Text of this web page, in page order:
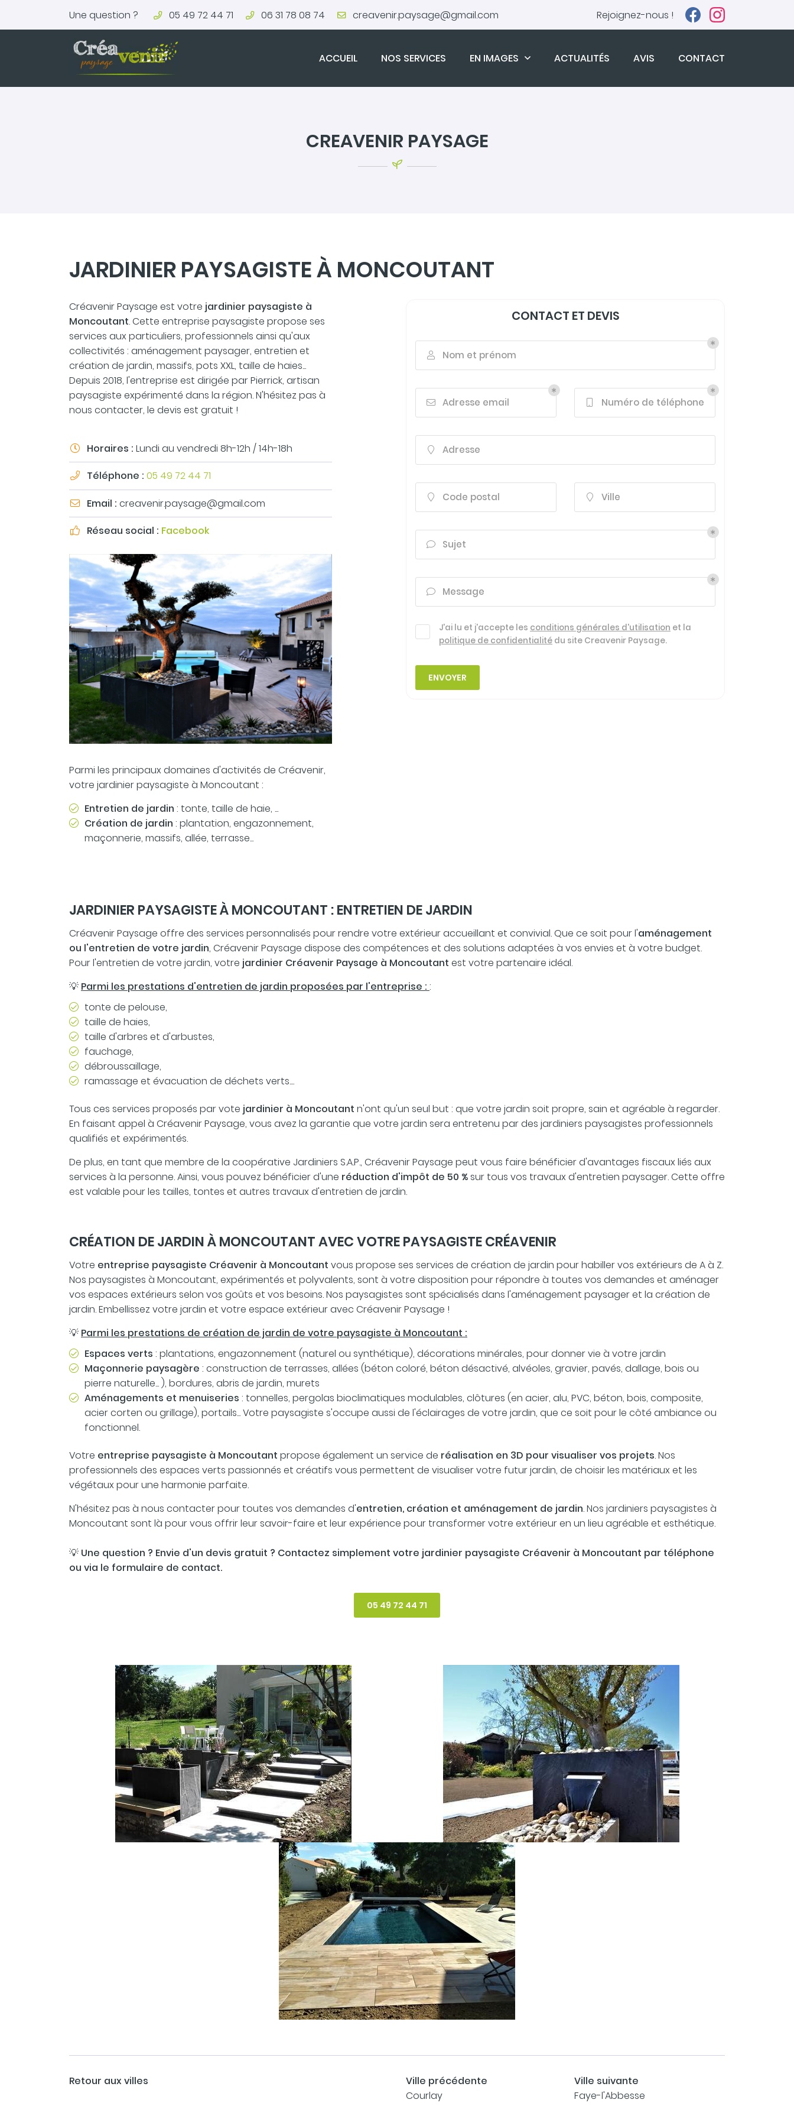
Une question ? 05 49 72 44 71 06 31 78 08 74 Rejoignez-nous !
ACCUEIL NOS SERVICES EN IMAGES ACTUALITÉS AVIS CONTACT
La Lande Neuve,
79350 Clessé
05 49 72 44 71
En cochant cette case, vous consentez à recevoir nos propositions
commerciales à l'adresse email indiqué ci-dessus. Vous pouvez vous
INSCRIPTION
CREAVENIR PAYSAGE
JARDINIER PAYSAGISTE À MONCOUTANT
Créavenir Paysage est votre jardinier paysagiste à
Moncoutant. Cette entreprise paysagiste propose ses
services aux particuliers, professionnels ainsi qu'aux
collectivités : aménagement paysager, entretien et
création de jardin, massifs, pots XXL, taille de haies...
Depuis 2018, l'entreprise est dirigée par Pierrick, artisan
paysagiste expérimenté dans la région. N'hésitez pas à
nous contacter, le devis est gratuit !
 Horaires : Lundi au vendredi 8h-12h / 14h-18h
 Téléphone : 05 49 72 44 71
 Email : creavenir.paysage@gmail.com
 Réseau social : Facebook
Parmi les principaux domaines d'activités de Créavenir,
votre jardinier paysagiste à Moncoutant :
Entretien de jardin : tonte, taille de haie, ...
Création de jardin : plantation, engazonnement,
maçonnerie, massifs, allée, terrasse...
CONTACT ET DEVIS
 Nom et prénom
 Adresse email Numéro de téléphone
 Adresse
 Code postal  Ville
 Sujet
 Message
J'ai lu et j'accepte les conditions générales d'utilisation et la
politique de confidentialité du site Creavenir Paysage.
ENVOYER
JARDINIER PAYSAGISTE À MONCOUTANT : ENTRETIEN DE JARDIN
Créavenir Paysage offre des services personnalisés pour rendre votre extérieur accueillant et convivial. Que ce soit pour l'aménagement
ou l'entretien de votre jardin, Créavenir Paysage dispose des compétences et des solutions adaptées à vos envies et à votre budget.
Pour l'entretien de votre jardin, votre jardinier Créavenir Paysage à Moncoutant est votre partenaire idéal.
💡 Parmi les prestations d'entretien de jardin proposées par l'entreprise : :
tonte de pelouse,
taille de haies,
taille d'arbres et d'arbustes,
fauchage,
débroussaillage,
ramassage et évacuation de déchets verts....
Tous ces services proposés par vote jardinier à Moncoutant n'ont qu'un seul but : que votre jardin soit propre, sain et agréable à regarder.
En faisant appel à Créavenir Paysage, vous avez la garantie que votre jardin sera entretenu par des jardiniers paysagistes professionnels
qualifiés et expérimentés.
De plus, en tant que membre de la coopérative Jardiniers S.A.P., Créavenir Paysage peut vous faire bénéficier d'avantages fiscaux liés aux
services à la personne. Ainsi, vous pouvez bénéficier d'une réduction d'impôt de 50 %sur tous vos travaux d'entretien paysager. Cette offre
est valable pour les tailles, tontes et autres travaux d'entretien de jardin.
CRÉATION DE JARDIN À MONCOUTANT AVEC VOTRE PAYSAGISTE CRÉAVENIR
Votre entreprise paysagiste Créavenir à Moncoutant vous propose ses services de création de jardin pour habiller vos extérieurs de A à Z.
Nos paysagistes à Moncoutant, expérimentés et polyvalents, sont à votre disposition pour répondre à toutes vos demandes et aménager
vos espaces extérieurs selon vos goûts et vos besoins. Nos paysagistes sont spécialisés dans l'aménagement paysager et la création de
jardin. Embellissez votre jardin et votre espace extérieur avec Créavenir Paysage !
💡 Parmi les prestations de création de jardin de votre paysagiste à Moncoutant :
Espaces verts : plantations, engazonnement (naturel ou synthétique), décorations minérales, pour donner vie à votre jardin
Maçonnerie paysagère : construction de terrasses, allées (béton coloré, béton désactivé, alvéoles, gravier, pavés, dallage, bois ou
pierre naturelle... ), bordures, abris de jardin, murets
Aménagements et menuiseries : tonnelles, pergolas bioclimatiques modulables, clôtures (en acier, alu, PVC, béton, bois, composite,
acier corten ou grillage), portails... Votre paysagiste s'occupe aussi de l'éclairages de votre jardin, que ce soit pour le côté ambiance ou
fonctionnel.
Votre entreprise paysagiste à Moncoutant propose également un service de réalisation en 3D pour visualiser vos projets. Nos
professionnels des espaces verts passionnés et créatifs vous permettent de visualiser votre futur jardin, de choisir les matériaux et les
végétaux pour une harmonie parfaite.
N'hésitez pas à nous contacter pour toutes vos demandes d'entretien, création et aménagement de jardin. Nos jardiniers paysagistes à
Moncoutant sont là pour vous offrir leur savoir-faire et leur expérience pour transformer votre extérieur en un lieu agréable et esthétique.
💡 Une question ? Envie d'un devis gratuit ? Contactez simplement votre jardinier paysagiste Créavenir à Moncoutant par téléphone
ou via le formulaire de contact.
05 49 72 44 71
Retour aux villes
Ville précédente
Courlay
Ville suivante
Faye-l'Abbesse